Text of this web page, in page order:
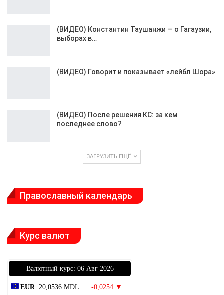
(ВИДЕО) Константин Таушанжи — о Гагаузии,
выборах в…
(ВИДЕО) Говорит и показывает «лейбл Шора»
(ВИДЕО) После решения КС: за кем
последнее слово?
ЗАГРУЗИТЬ ЕЩЁ
Православный календарь
Курс валют
Bалютный курс: 06 Авг 2026
EUR: 20,0536 MDL -0,0254 ▼